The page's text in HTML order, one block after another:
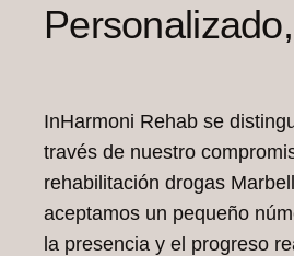
InHarmoni Rehab se
través de nuestro
rehabilitación drogas
aceptamos un pequeño
la presencia y el progreso